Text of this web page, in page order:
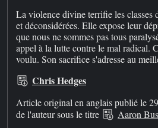
La violence divine terrifie les classes
et déconsidérées. Elle expose leur
que nous ne sommes pas tous
appel à la lutte contre le mal radical.
voulu. Son sacrifice s'adresse au
Chris Hedges
Article original en anglais publié le
de l'auteur sous le titre
Aaron